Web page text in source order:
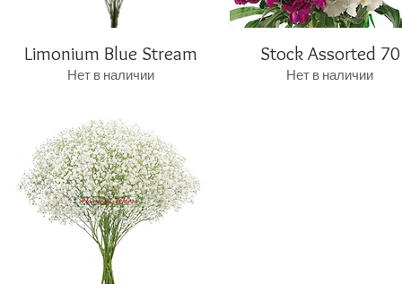
Быстрый просмотр
Limonium Blue Stream
Нет в наличии
Быстрый просмотр
Stock Assorted 70
Нет в наличии